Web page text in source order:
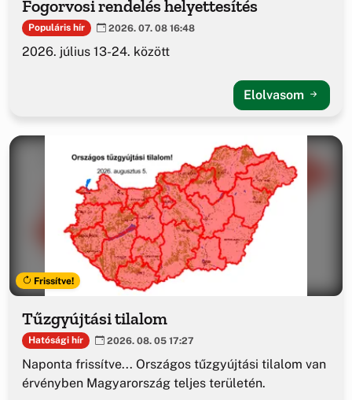
Fogorvosi rendelés helyettesítés
Populáris hír 2026. 07. 08 16:48
2026. július 13-24. között
Elolvasom
Frissítve!
Tűzgyújtási tilalom
Hatósági hír 2026. 08. 05 17:27
Naponta frissítve... Országos tűzgyújtási tilalom van
érvényben Magyarország teljes területén.